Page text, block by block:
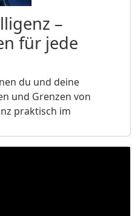
–
für jede
du und deine
und Grenzen von
praktisch im